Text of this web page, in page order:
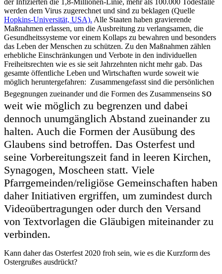
der Infizierten die 1,8-Millionen-Linie, mehr als 100.000 Todesfälle
werden dem Virus zugerechnet und sind zu beklagen (Quelle
Hopkins-Universität, USA). Alle Staaten haben gravierende
Maßnahmen erlassen, um die Ausbreitung zu verlangsamen, die
Gesundheitssysteme vor einem Kollaps zu bewahren und besonders
das Leben der Menschen zu schützen. Zu den Maßnahmen zählen
erhebliche Einschränkungen und Verbote in den individuellen
Freiheitsrechten wie es sie seit Jahrzehnten nicht mehr gab. Das
gesamte öffentliche Leben und Wirtschaften wurde soweit wie
möglich heruntergefahren: Zusammengefasst sind die persönlichen
Begegnungen zueinander und die Formen des Zusammenseins so
weit wie möglich zu begrenzen und dabei
dennoch unumgänglich Abstand zueinander zu
halten. Auch die Formen der Ausübung des
Glaubens sind betroffen. Das Osterfest und
seine Vorbereitungszeit fand in leeren Kirchen,
Synagogen, Moscheen statt. Viele
Pfarrgemeinden/religiöse Gemeinschaften haben
daher Initiativen ergriffen, um zumindest durch
Videoübertragungen oder durch den Versand
von Textvorlagen die Gläubigen miteinander zu
verbinden.
Kann daher das Osterfest 2020 froh sein, wie es die Kurzform des
Ostergrußes ausdrückt?